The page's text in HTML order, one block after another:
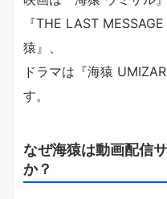
『THE LAST
猿』、
ドラマは『海猿
す。
なぜ海猿は動画配信
か？